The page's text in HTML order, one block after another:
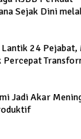
Sejak Dini
24 Pejabat,
Percepat
Jadi Akar